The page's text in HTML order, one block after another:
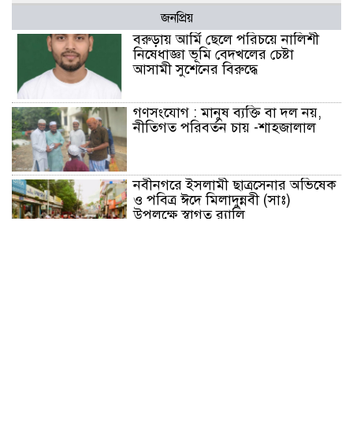
জনপ্রিয়
বরুড়ায় আর্মি ছেলে পরিচয়ে নালিশী
নিষেধাজ্ঞা ভূমি বেদখলের চেষ্টা
আসামী সুশেনের বিরুদ্ধে
গণসংযোগ : মানুষ ব্যক্তি বা দল নয়,
নীতিগত পরিবর্তন চায় -শাহজালাল
নবীনগরে ইসলামী ছাত্রসেনার অভিষেক
ও পবিত্র ঈদে মিলাদুন্নবী (সাঃ)
উপলক্ষে স্বাগত র‍্যালি